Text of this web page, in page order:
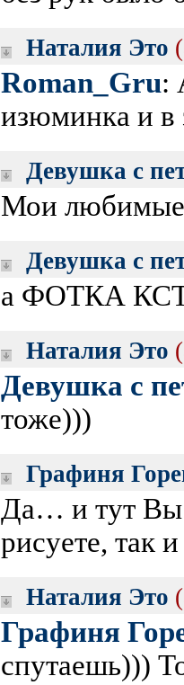
Наталия Это
Roman_Gru:
изюминка и в
Девушка с
Мои любимые
Девушка с
а ФОТКА
Наталия Это
Девушка с
тоже)))
Графиня
Да… и тут Вы
рисуете, так
Наталия Это
Графиня
спутаешь)))